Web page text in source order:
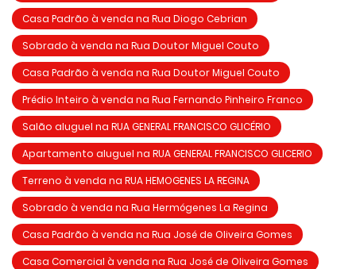
Casa Padrão à venda na Rua Diogo Cebrian
Sobrado à venda na Rua Doutor Miguel Couto
Casa Padrão à venda na Rua Doutor Miguel Couto
Prédio Inteiro à venda na Rua Fernando Pinheiro Franco
Salão aluguel na RUA GENERAL FRANCISCO GLICÉRIO
Apartamento aluguel na RUA GENERAL FRANCISCO GLICERIO
Terreno à venda na RUA HEMOGENES LA REGINA
Sobrado à venda na Rua Hermógenes La Regina
Casa Padrão à venda na Rua José de Oliveira Gomes
Casa Comercial à venda na Rua José de Oliveira Gomes